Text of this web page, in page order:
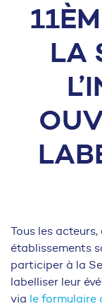
LA
Tous les
établissements
participer à la
labelliser leur
via le formulaire